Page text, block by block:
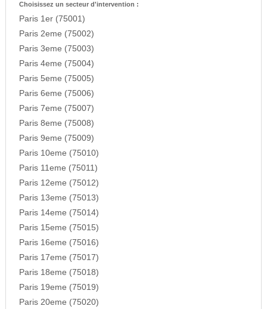
Choisissez un secteur d'intervention :
Paris 1er (75001)
Paris 2eme (75002)
Paris 3eme (75003)
Paris 4eme (75004)
Paris 5eme (75005)
Paris 6eme (75006)
Paris 7eme (75007)
Paris 8eme (75008)
Paris 9eme (75009)
Paris 10eme (75010)
Paris 11eme (75011)
Paris 12eme (75012)
Paris 13eme (75013)
Paris 14eme (75014)
Paris 15eme (75015)
Paris 16eme (75016)
Paris 17eme (75017)
Paris 18eme (75018)
Paris 19eme (75019)
Paris 20eme (75020)